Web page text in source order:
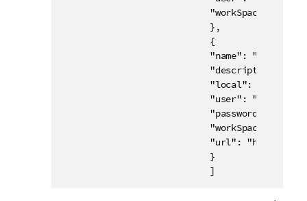
"workSpace":
                            },
                            {
"name":
"description":
                            "local": false,
"user":
"password":
"workSpace":
"url": "http://
                            }
                            ]